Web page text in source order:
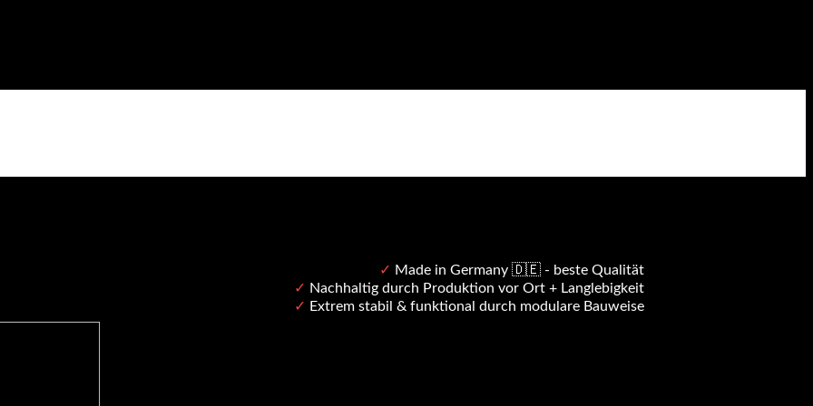
✓ Made in Germany 🇩🇪 - beste Qualität
✓ Nachhaltig durch Produktion vor Ort + Langlebigkeit
✓ Extrem stabil & funktional durch modulare Bauweise